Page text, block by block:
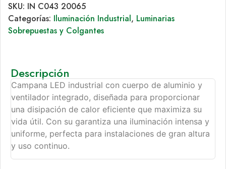
SKU: IN C043 20065
Categorías: Iluminación Industrial, Luminarias
Sobrepuestas y Colgantes
Descripción
Campana LED industrial con cuerpo de aluminio y
ventilador integrado, diseñada para proporcionar
una disipación de calor eficiente que maximiza su
vida útil. Con su garantiza una iluminación intensa y
uniforme, perfecta para instalaciones de gran altura
y uso continuo.